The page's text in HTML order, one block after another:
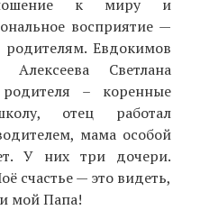
к миру и
восприятие —
Евдокимов
Светлана
– коренные
отец работал
мама особой
У них три дочери.
счастье — это видеть,
мой Папа!